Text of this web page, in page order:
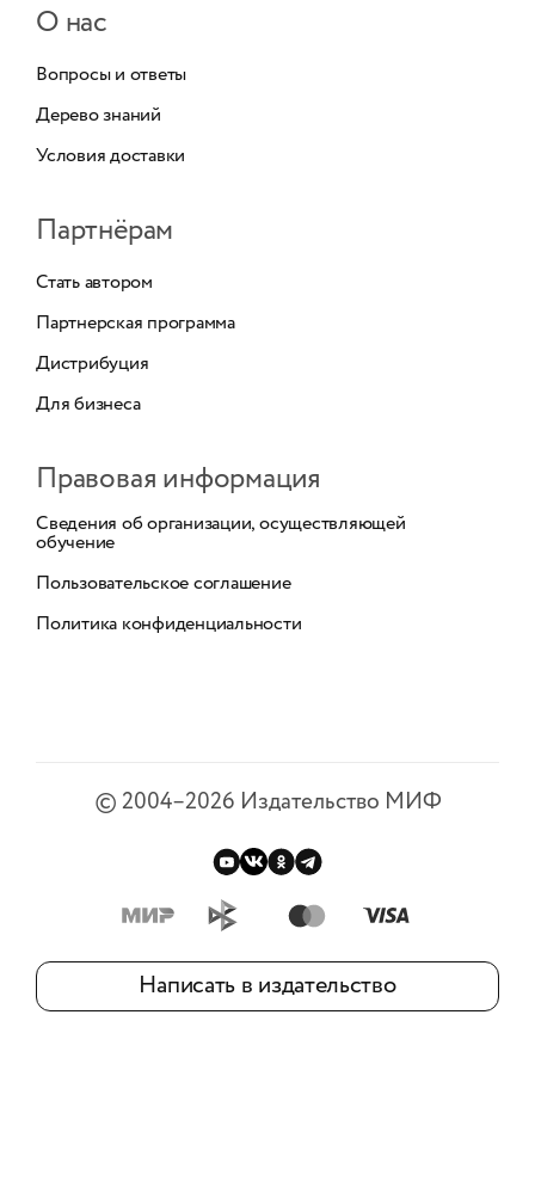
О нас
Вопросы и ответы
Дерево знаний
Условия доставки
Партнёрам
Стать автором
Партнерская программа
Дистрибуция
Для бизнеса
Правовая информация
Сведения об организации, осуществляющей
обучение
Пользовательское соглашение
Политика конфиденциальности
©2004–2026 Издательство МИФ
Написать в издательство